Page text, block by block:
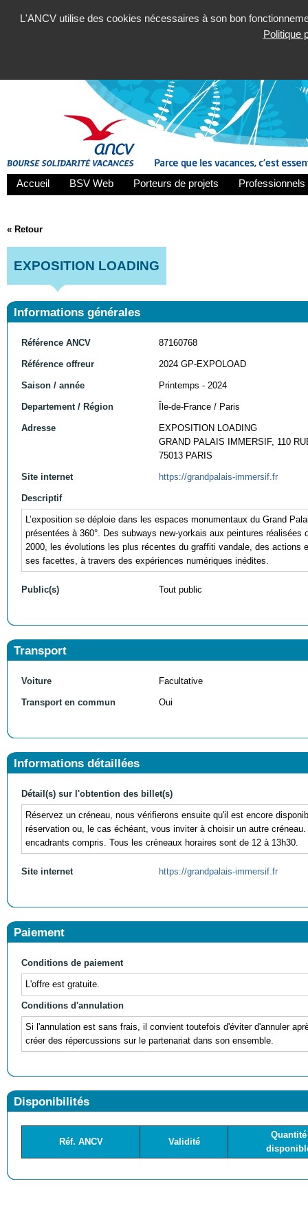
L'ANCV utilise des cookies nécessaires à son bon
Politique
Accueil BSV Web Porteurs de projets
« Retour
EXPOSITION LOADING
Informations générales
Référence ANCV 87160768
Référence offreur 2024 GP-EXPOLOAD
Saison / année Printemps - 2024
Departement / Région Île-de-France / Paris
Adresse
EXPOSITION LOADING
GRAND PALAIS IMMERSIF, 110
75013 PARIS
Site internet https://grandpalais-immersif.fr
Descriptif
L’exposition se déploie dans les espaces monumentaux du Grand
présentées à 360°. Des subways new-yorkais aux peintures
2000, les évolutions les plus récentes du graffiti vandale, des
ses facettes, à travers des expériences numériques inédites.
Public(s) Tout public
Transport
Voiture Facultative
Transport en commun Oui
Informations détaillées
Détail(s) sur l'obtention des billet(s)
Réservez un créneau, nous vérifierons ensuite qu'il est encore
réservation ou, le cas échéant, vous inviter à choisir un autre
encadrants compris. Tous les créneaux horaires sont de 12 à 13h30.
Site internet https://grandpalais-immersif.fr
Paiement
Conditions de paiement
L'offre est gratuite.
Conditions d'annulation
Si l'annulation est sans frais, il convient toutefois d'éviter d'annuler
créer des répercussions sur le partenariat dans son ensemble.
Disponibilités
Réf. ANCV Validité
Quantité